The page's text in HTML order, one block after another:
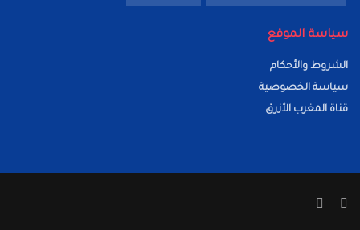
سياسة الموقع
الشروط والأحكام
سياسة الخصوصية
قناة المغرب الأزرق